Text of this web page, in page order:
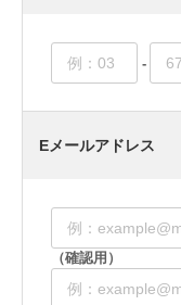
-
Eメールアドレス
（確認用）